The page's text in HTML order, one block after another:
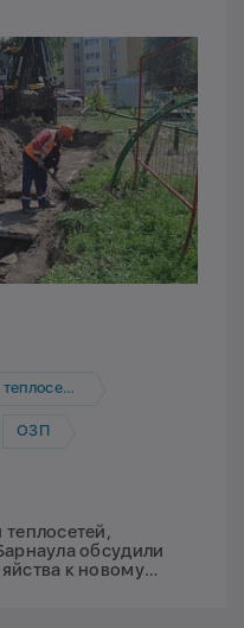
компания
ОЗП
обсудили
к новому